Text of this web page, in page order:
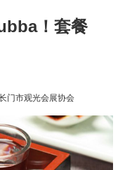
！套餐
门市观光会展协会